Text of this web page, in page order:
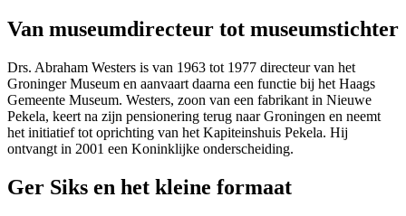
Van museumdirecteur tot museumstichter
Drs. Abraham Westers is van 1963 tot 1977 directeur van het
Groninger Museum en aanvaart daarna een functie bij het Haags
Gemeente Museum. Westers, zoon van een fabrikant in Nieuwe
Pekela, keert na zijn pensionering terug naar Groningen en neemt
het initiatief tot oprichting van het Kapiteinshuis Pekela. Hij
ontvangt in 2001 een Koninklijke onderscheiding.
Ger Siks en het kleine formaat